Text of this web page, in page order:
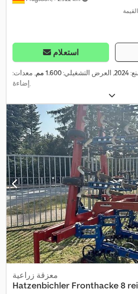
استعلام
2024, العرض التشغيلي:1.600 مم
, معدات:
إضاءة,
معزقة زراعية
Hatzenbichler Fronthacke 8